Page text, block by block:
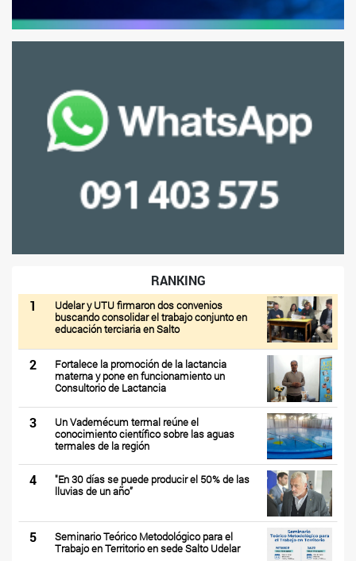
RANKING
1
Udelar y UTU firmaron dos convenios
buscando consolidar el trabajo conjunto en
educación terciaria en Salto
2
Fortalece la promoción de la lactancia
materna y pone en funcionamiento un
Consultorio de Lactancia
3
Un Vademécum termal reúne el
conocimiento científico sobre las aguas
termales de la región
4
"En 30 días se puede producir el 50% de las
lluvias de un año”
5
Seminario Teórico Metodológico para el
Trabajo en Territorio en sede Salto Udelar